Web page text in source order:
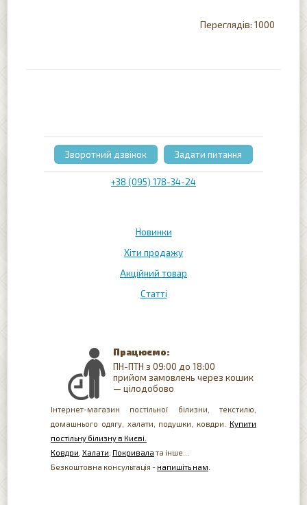
1000
Новинки
Хіти продажу
Акційний товар
Статті
+38 (095) 178-34-24
Зворотний дзвінок Задати питання
Працюємо:
ПН-ПТН з 09:00 до 18:00
прийом замовлень через кошик
— цілодобово
Інтернет-магазин постільної білизни, текстилю,
домашнього одягу, халати, подушки, ковдри. Купити
постільну білизну в Києві.
Ковдри Халати Покривала та інше...
Безкоштовна консультація - напишіть нам